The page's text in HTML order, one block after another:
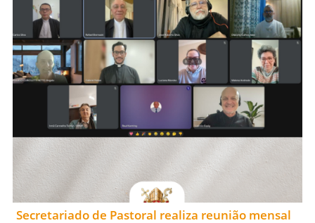
Secretariado de Pastoral realiza reunião mensal